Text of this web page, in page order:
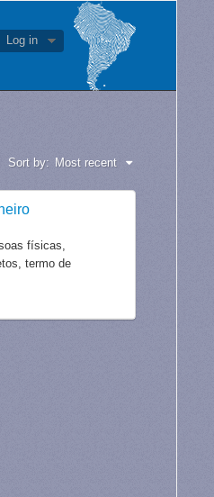
Log in
Sort by: Most recent
físicas,
termo de